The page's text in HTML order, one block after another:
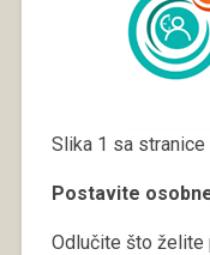
Slika 1 sa
Postavite
Odlučite što